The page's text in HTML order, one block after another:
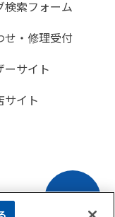
検索フォーム
せ・修理受付
ーサイト
サイト